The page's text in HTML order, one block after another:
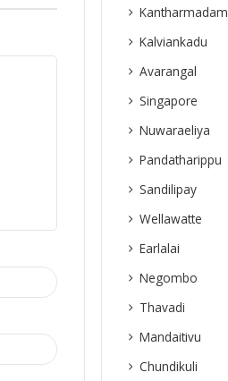
Kantharmadam
Kalviankadu
Avarangal
Singapore
Nuwaraeliya
Pandatharippu
Sandilipay
Wellawatte
Earlalai
Negombo
Thavadi
Mandaitivu
Chundikuli